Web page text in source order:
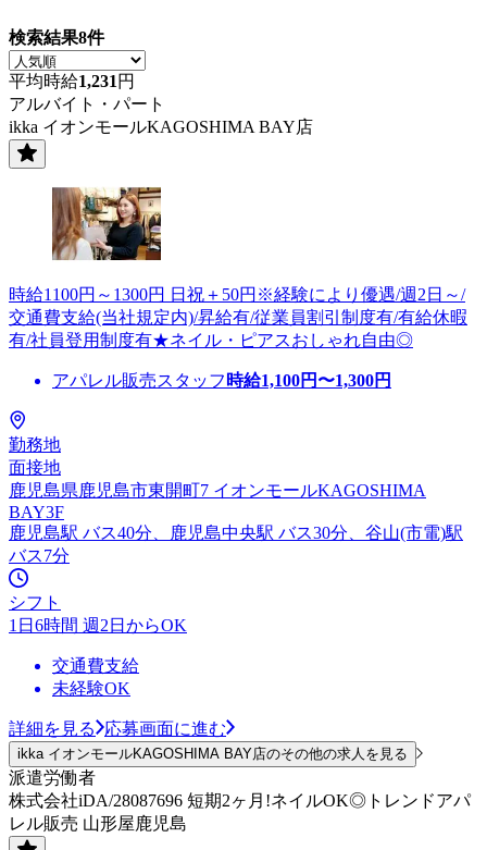
検索結果8件
平均時給1,231 円
アルバイト・パート
ikka イオンモールKAGOSHIMA BAY店
時給1100円～1300円 日祝＋50円※経験により優遇/週2日～/
交通費支給(当社規定内)/昇給有/従業員割引制度有/有給休暇
有/社員登用制度有★ネイル・ピアスおしゃれ自由◎
アパレル販売スタッフ 時給1,100円〜1,300円
勤務地
面接地
鹿児島県鹿児島市東開町7 イオンモールKAGOSHIMA
BAY3F
鹿児島駅 バス40分、鹿児島中央駅 バス30分、谷山(市電)駅
バス7分
シフト
1日6時間 週2日からOK
交通費支給
未経験OK
詳細を見る 応募画面に進む
ikka イオンモールKAGOSHIMA BAY店のその他の求人を見る
派遣労働者
株式会社iDA/28087696 短期2ヶ月!ネイルOK◎トレンドアパ
レル販売 山形屋鹿児島